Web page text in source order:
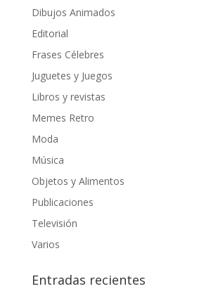
Dibujos Animados
Editorial
Frases Célebres
Juguetes y Juegos
Libros y revistas
Memes Retro
Moda
Música
Objetos y Alimentos
Publicaciones
Televisión
Varios
Entradas recientes